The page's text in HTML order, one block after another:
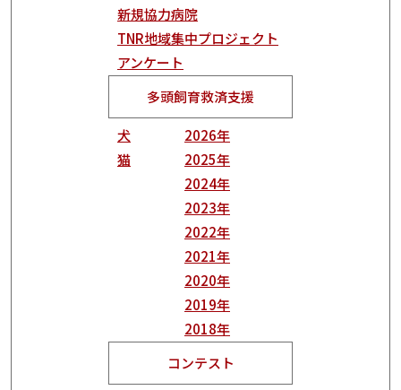
新規協力病院
TNR地域集中プロジェクト
アンケート
多頭飼育救済支援
犬
猫
2026年
2025年
2024年
2023年
2022年
2021年
2020年
2019年
2018年
コンテスト